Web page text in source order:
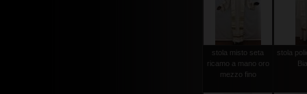
stola misto seta
ricamo a mano oro
mezzo fino
stola